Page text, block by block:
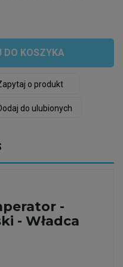
DO KOSZYKA
o produkt
do ulubionych
-
- Władca